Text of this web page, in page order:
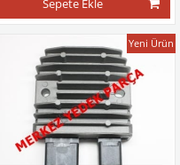
Sepete Ekle
Yeni Ürün